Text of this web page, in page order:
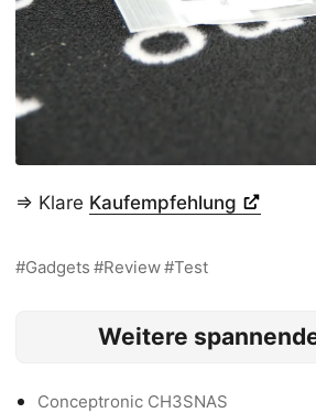
=> Klare Kaufempfehlung
Gadgets Review Test
Weitere
Conceptronic CH3SNAS